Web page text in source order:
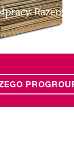
Razem